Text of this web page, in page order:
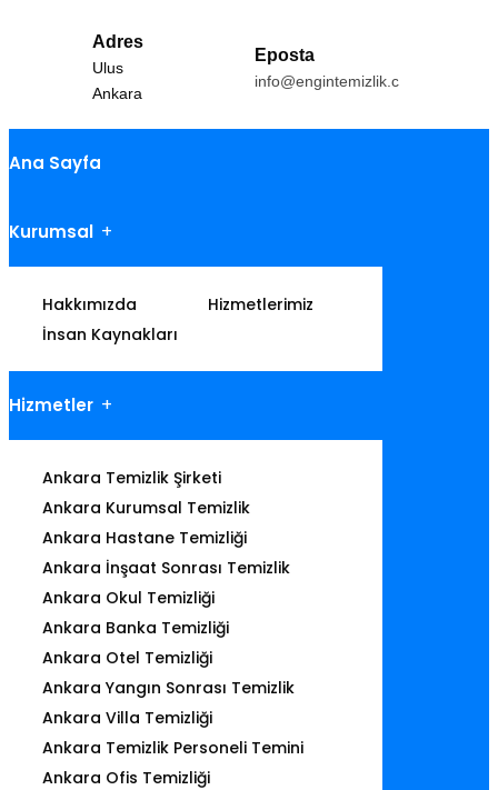
Adres
Ulus
Ankara
Eposta
info@engintemizlik.com
Ana Sayfa
Kurumsal
Hakkımızda
Hizmetlerimiz
İnsan Kaynakları
Hizmetler
Ankara Temizlik Şirketi
Ankara Kurumsal Temizlik
Ankara Hastane Temizliği
Ankara İnşaat Sonrası Temizlik
Ankara Okul Temizliği
Ankara Banka Temizliği
Ankara Otel Temizliği
Ankara Yangın Sonrası Temizlik
Ankara Villa Temizliği
Ankara Temizlik Personeli Temini
Ankara Ofis Temizliği